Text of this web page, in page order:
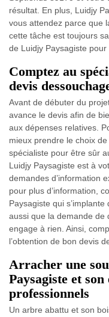
résultat. En plus, Luidjy
vous attendez parce que
cette tâche est toujours
de Luidjy Paysagiste
Comptez au
devis
Avant de débuter du
avance le devis afin de
aux dépenses relatives.
mieux prendre le choix
spécialiste pour être sûr
Luidjy Paysagiste est à
demandes d’information
pour plus d’information,
Paysagiste qui
aussi que la demande de
engage à rien. Ainsi,
l’obtention de bon devis
Arracher une
Paysagiste et
professionnels
Un arbre abattu et son